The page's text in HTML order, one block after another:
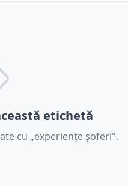
etichetă
cu „experiențe șoferi".